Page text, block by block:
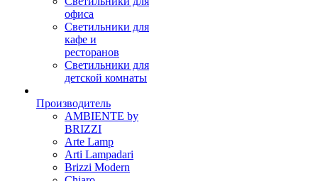
офиса
Светильники для
кафе и
ресторанов
Светильники для
детской комнаты
Производитель
AMBIENTE by
BRIZZI
Arte Lamp
Arti Lampadari
Brizzi Modern